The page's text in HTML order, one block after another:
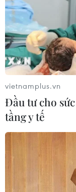
vietnamplus.vn
Đầu tư cho
tầng y tế